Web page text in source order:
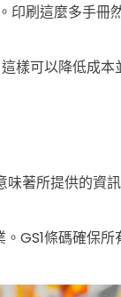
印刷這麼多手冊
樣可以降低成本
味著所提供的資
GS1條碼確保所